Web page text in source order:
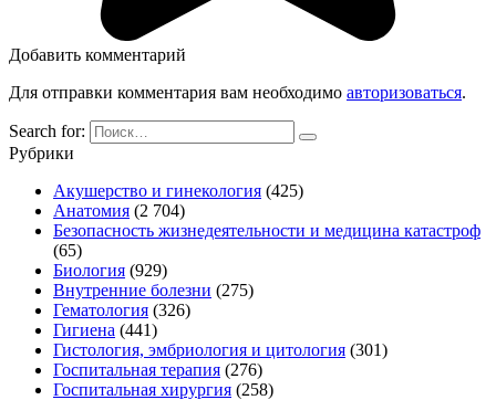
Добавить комментарий
Для отправки комментария вам необходимо авторизоваться.
Search for:
Рубрики
Акушерство и гинекология (425)
Анатомия (2 704)
Безопасность жизнедеятельности и медицина катастроф
(65)
Биология (929)
Внутренние болезни (275)
Гематология (326)
Гигиена (441)
Гистология, эмбриология и цитология (301)
Госпитальная терапия (276)
Госпитальная хирургия (258)